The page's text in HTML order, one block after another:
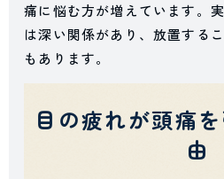
痛に悩む方が増えています。
は深い関係があり、放置する
もあります。
目の疲れが頭痛
由